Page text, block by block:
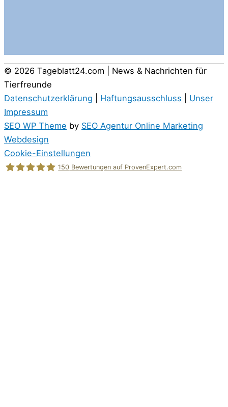
© 2026 Tageblatt24.com | News & Nachrichten für
Tierfreunde
Datenschutzerklärung
Haftungsausschluss
Unser
Impressum
SEO WP Theme by SEO Agentur Online Marketing
Webdesign
Cookie-Einstellungen
150 Bewertungen auf ProvenExpert.com